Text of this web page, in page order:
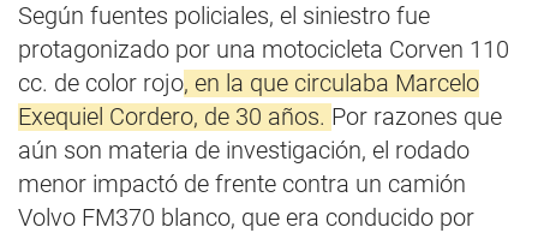
Según fuentes policiales, el siniestro fue
protagonizado por una motocicleta Corven 110
cc. de color rojo, en la que circulaba Marcelo
Exequiel Cordero, de 30 años. Por razones que
aún son materia de investigación, el rodado
menor impactó de frente contra un camión
Volvo FM370 blanco, que era conducido por